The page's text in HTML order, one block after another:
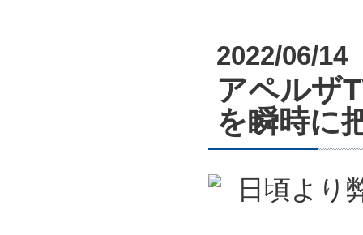
2022/06/14
アペルザ
を瞬時に
日頃より